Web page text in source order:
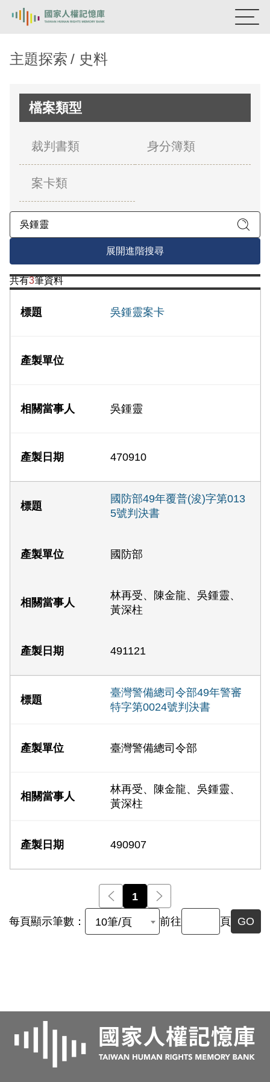
新生訓導處
關於我們
意見信箱
主題探索 史料
檔案類型
裁判書類 身分簿類
案卡類
展開進階搜尋
共有3筆資料
吳鍾靈案卡
吳鍾靈
470910
國防部49年覆普(浚)字第013
5號判決書
國防部
林再受、陳金龍、吳鍾靈、
黃深柱
491121
臺灣警備總司令部49年警審
特字第0024號判決書
臺灣警備總司令部
林再受、陳金龍、吳鍾靈、
黃深柱
490907
前一頁
1
每頁顯示筆數： 10筆/頁 前往 頁 GO